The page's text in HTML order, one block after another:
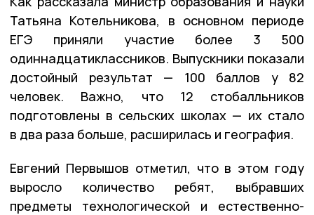
Татьяна Котельникова, в основном периоде
ЕГЭ приняли участие более 3 500
одиннадцатиклассников. Выпускники показали
достойный результат — 100 баллов у 82
человек. Важно, что 12 стобалльников
подготовлены в сельских школах — их стало
в два раза больше, расширилась и география.
Евгений Первышов отметил, что в этом году
выросло количество ребят, выбравших
предметы технологической и естественно-